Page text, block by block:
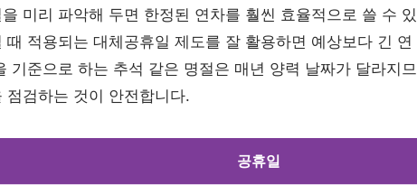
미리 파악해 두면 한정된 연차를 훨씬 효율적으로 쓸 수 있
적용되는 대체공휴일 제도를 잘 활용하면 예상보다 긴 연
기준으로 하는 추석 같은 명절은 매년 양력 날짜가 달라지므
검하는 것이 안전합니다.
공휴일